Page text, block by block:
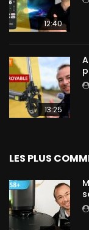
12:40
13:25
LES PLUS